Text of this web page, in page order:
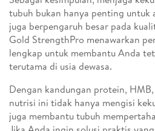
tubuh bukan hanya penting
juga berpengaruh besar pada
Gold StrengthPro menawarkan
lengkap untuk membantu Anda
terutama di usia dewasa.
Dengan kandungan protein,
nutrisi ini tidak hanya mengisi
juga membantu tubuh